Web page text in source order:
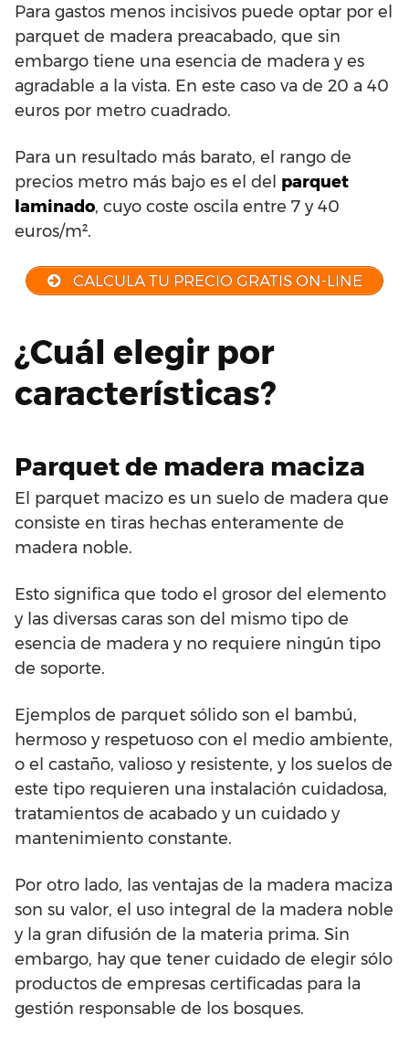
Para gastos menos incisivos puede optar por el
parquet de madera preacabado, que sin
embargo tiene una esencia de madera y es
agradable a la vista. En este caso va de 20 a 40
euros por metro cuadrado.
Para un resultado más barato, el rango de
precios metro más bajo es el del parquet
laminado, cuyo coste oscila entre 7 y 40
euros/m².
CALCULA TU PRECIO GRATIS ON-LINE
¿Cuál elegir por
características?
Parquet de madera maciza
El parquet macizo es un suelo de madera que
consiste en tiras hechas enteramente de
madera noble.
Esto significa que todo el grosor del elemento
y las diversas caras son del mismo tipo de
esencia de madera y no requiere ningún tipo
de soporte.
Ejemplos de parquet sólido son el bambú,
hermoso y respetuoso con el medio ambiente,
o el castaño, valioso y resistente, y los suelos de
este tipo requieren una instalación cuidadosa,
tratamientos de acabado y un cuidado y
mantenimiento constante.
Por otro lado, las ventajas de la madera maciza
son su valor, el uso integral de la madera noble
y la gran difusión de la materia prima. Sin
embargo, hay que tener cuidado de elegir sólo
productos de empresas certificadas para la
gestión responsable de los bosques.